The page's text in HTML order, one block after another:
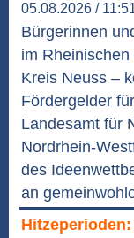
05.08.2026 /
Bürgerinnen
im
Kreis Neuss –
Fördergelder
Landesamt für
Nordrhein-
des
an